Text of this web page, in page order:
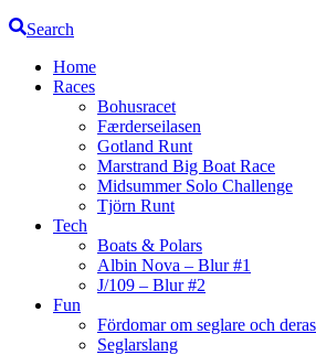
Search
Home
Races
Bohusracet
Færderseilasen
Gotland Runt
Marstrand Big Boat Race
Midsummer Solo Challenge
Tjörn Runt
Tech
Boats & Polars
Albin Nova – Blur #1
J/109 – Blur #2
Fun
Fördomar om seglare och
Seglarslang